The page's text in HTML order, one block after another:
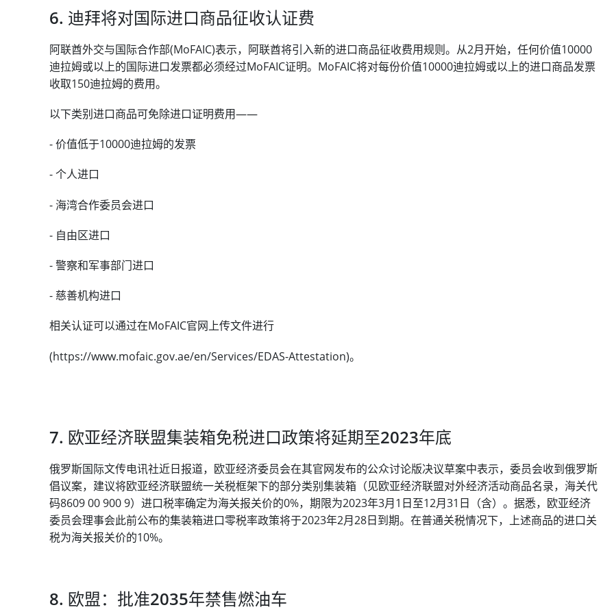
6. 迪拜将对国际进口商品征收认证费
阿联酋外交与国际合作部(MoFAIC)表示，阿联酋将引入新的进口商品征收费用规则。从2月开始，任何价值10000
迪拉姆或以上的国际进口发票都必须经过MoFAIC证明。MoFAIC将对每份价值10000迪拉姆或以上的进口商品发票
收取150迪拉姆的费用。
以下类别进口商品可免除进口证明费用——
- 价值低于10000迪拉姆的发票
- 个人进口
- 海湾合作委员会进口
- 自由区进口
- 警察和军事部门进口
- 慈善机构进口
相关认证可以通过在MoFAIC官网上传文件进行
(https://www.mofaic.gov.ae/en/Services/EDAS-Attestation)。
7. 欧亚经济联盟集装箱免税进口政策将延期至2023年底
俄罗斯国际文传电讯社近日报道，欧亚经济委员会在其官网发布的公众讨论版决议草案中表示，委员会收到俄罗斯
倡议案，建议将欧亚经济联盟统一关税框架下的部分类别集装箱（见欧亚经济联盟对外经济活动商品名录，海关代
码8609 00 900 9）进口税率确定为海关报关价的0%，期限为2023年3月1日至12月31日（含）。据悉，欧亚经济
委员会理事会此前公布的集装箱进口零税率政策将于2023年2月28日到期。在普通关税情况下，上述商品的进口关
税为海关报关价的10%。
8. 欧盟：批准2035年禁售燃油车